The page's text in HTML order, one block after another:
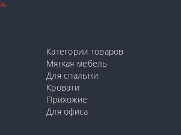
Категории товаров
Мягкая мебель
Для спальни
Кровати
Прихожие
Для офиса